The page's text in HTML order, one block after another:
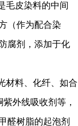
毛皮染料的中间
（作为配合染
腐剂，添加于化
材料、化纤、如合
外线吸收剂等，
醛树脂的起泡剂